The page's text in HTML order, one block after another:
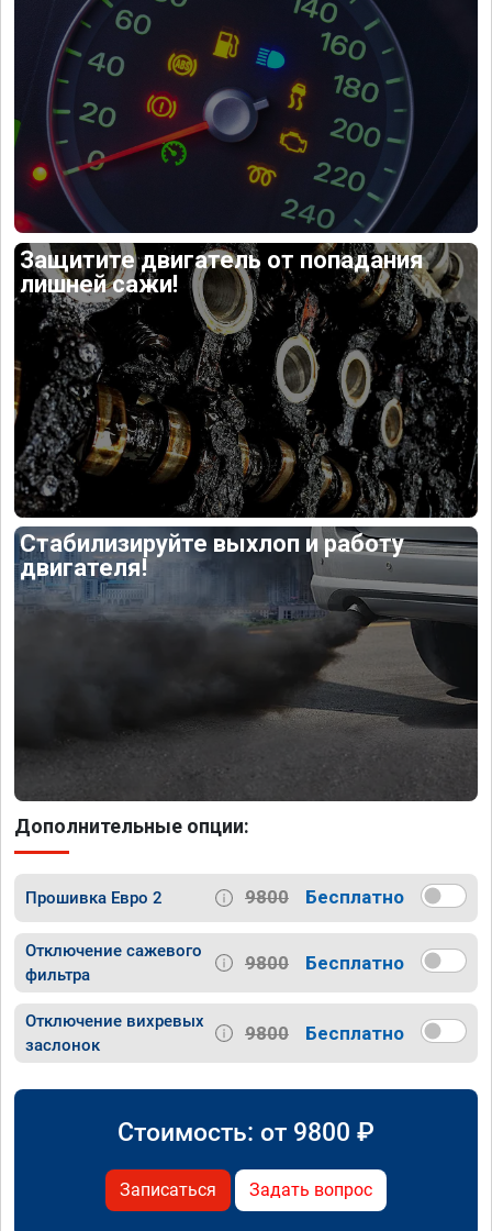
Защитите двигатель от попадания
лишней сажи!
Стабилизируйте выхлоп и работу
двигателя!
Дополнительные опции:
Прошивка Евро 2 9800 Бесплатно
Отключение сажевого
фильтра
9800 Бесплатно
Отключение вихревых
заслонок
9800 Бесплатно
Стоимость: от 9800 ₽
Записаться Задать вопрос